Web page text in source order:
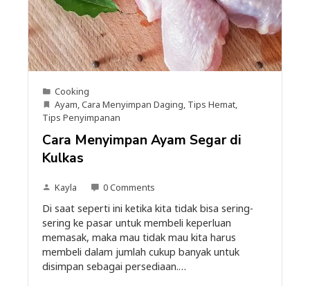
Cooking
Ayam,Cara Menyimpan Daging, Tips Hemat,
Tips Penyimpanan
Cara Menyimpan Ayam Segar di
Kulkas
Kayla 0 Comments
Di saat seperti ini ketika kita tidak bisa sering-
sering ke pasar untuk membeli keperluan
memasak, maka mau tidak mau kita harus
membeli dalam jumlah cukup banyak untuk
disimpan sebagai persediaan.…